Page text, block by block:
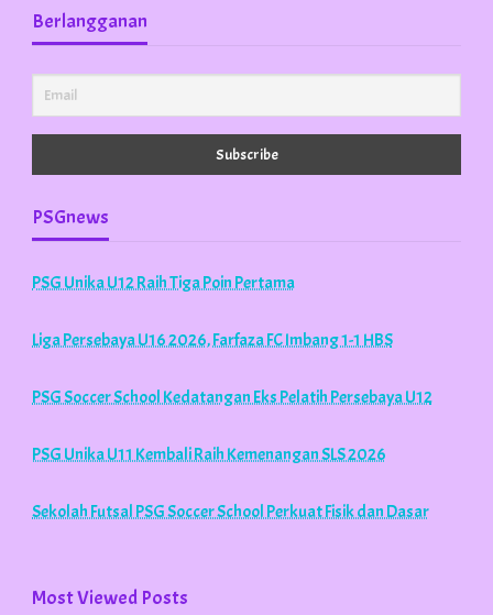
Berlangganan
PSGnews
PSG Unika U12 Raih Tiga Poin Pertama
Liga Persebaya U16 2026, Farfaza FC Imbang 1-1 HBS
PSG Soccer School Kedatangan Eks Pelatih Persebaya U12
PSG Unika U11 Kembali Raih Kemenangan SLS 2026
Sekolah Futsal PSG Soccer School Perkuat Fisik dan Dasar
Most Viewed Posts